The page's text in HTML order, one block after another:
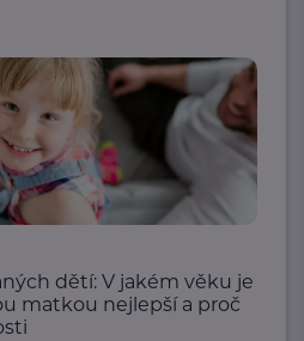
dětí: V jakém věku je
matkou nejlepší a proč